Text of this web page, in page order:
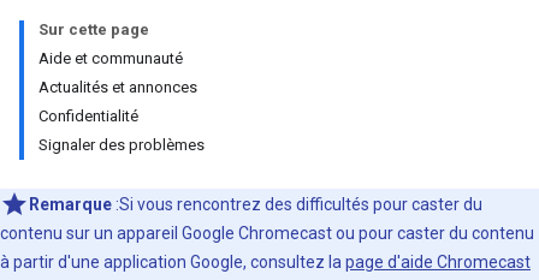
Sur cette page
Aide et communauté
Actualités et annonces
Confidentialité
Signaler des problèmes
Remarque :Si vous rencontrez des difficultés pour caster du
contenu sur un appareil Google Chromecast ou pour caster du contenu
à partir d'une application Google, consultez la page d'aide Chromecast